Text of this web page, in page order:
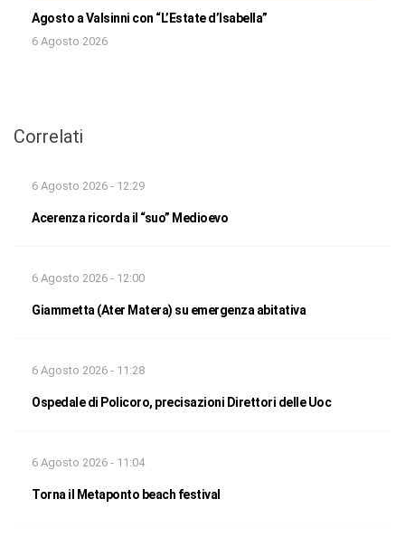
Agosto a Valsinni con “L’Estate d’Isabella”
6 Agosto 2026
Correlati
6 Agosto 2026 - 12:29
Acerenza ricorda il “suo” Medioevo
6 Agosto 2026 - 12:00
Giammetta (Ater Matera) su emergenza abitativa
6 Agosto 2026 - 11:28
Ospedale di Policoro, precisazioni Direttori delle Uoc
6 Agosto 2026 - 11:04
Torna il Metaponto beach festival